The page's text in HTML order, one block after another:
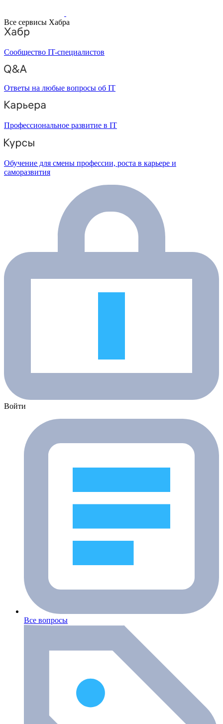
Все сервисы Хабра
Сообщество IT-специалистов
Ответы на любые вопросы об IT
Профессиональное развитие в IT
Обучение для смены профессии, роста в карьере и
саморазвития
Войти
Все вопросы